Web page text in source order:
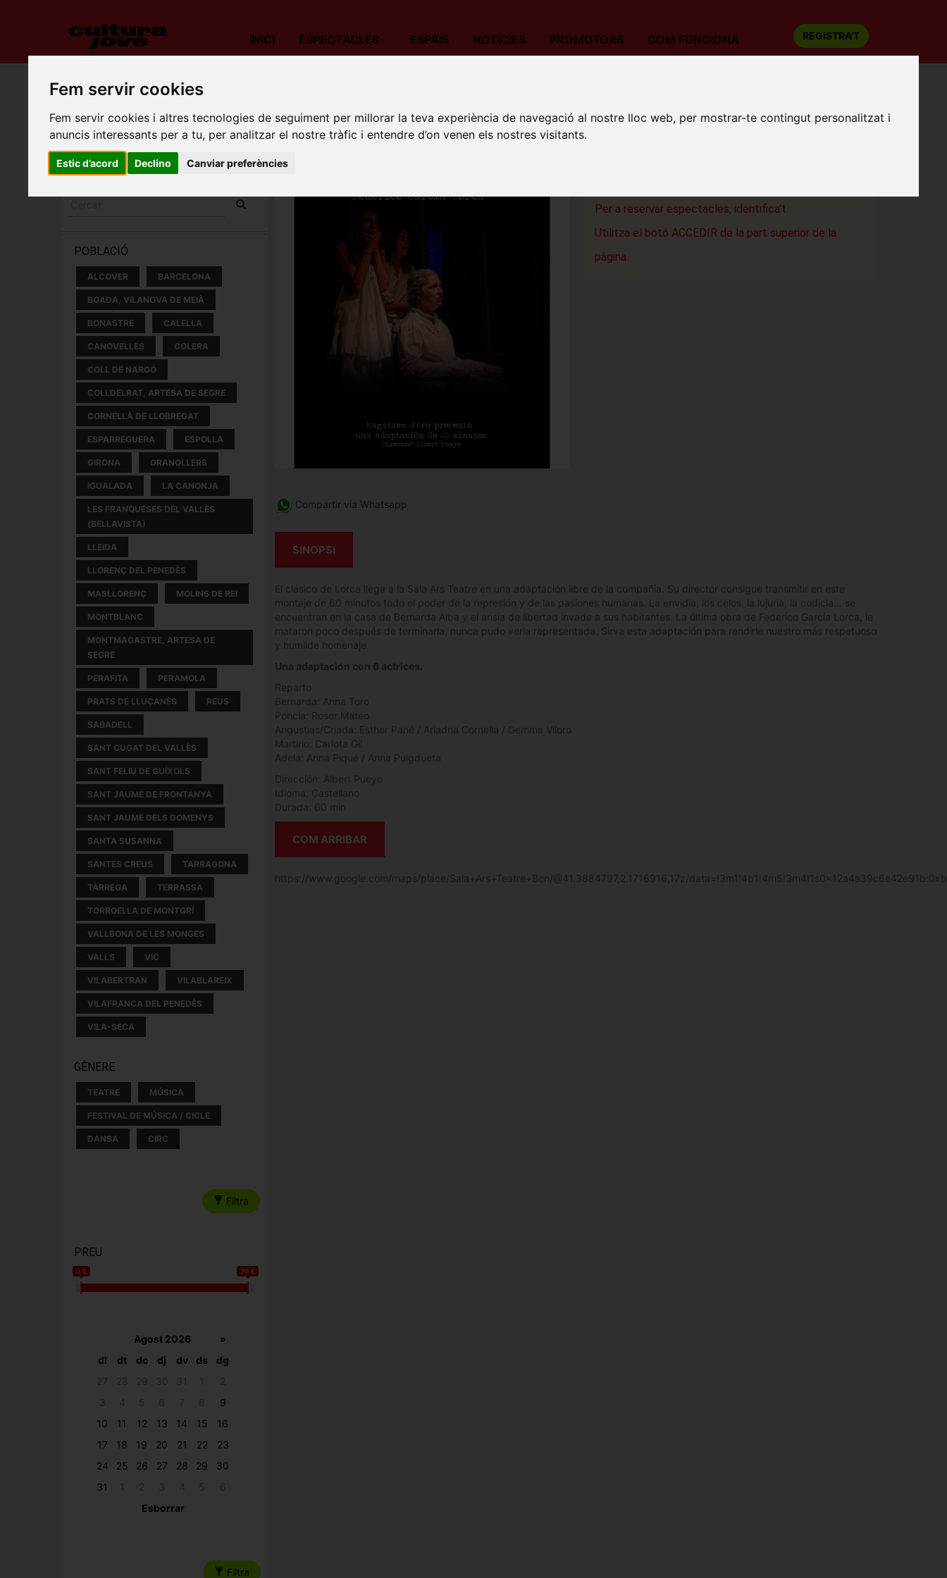
Fem servir cookies
Fem servir cookies i altres tecnologies de seguiment per millorar la teva experiència de navegació al nostre lloc web, per mostrar-te contingut personalitzat i
anuncis interessants per a tu, per analitzar el nostre tràfic i entendre d’on venen els nostres visitants.
Estic d’acord Declino Canviar preferències
INICI ESPECTACLES ESPAIS NOTÍCIES PROMOTORS COM FUNCIONA REGISTRA'T
ESPECTACLES I
CONCERTS
POBLACIÓ
ALCOVER BARCELONA
BOADA, VILANOVA DE MEIÀ
BONASTRE CALELLA
CANOVELLES COLERA
COLL DE NARGÓ
COLLDELRAT, ARTESA DE SEGRE
CORNELLÀ DE LLOBREGAT
ESPARREGUERA ESPOLLA
GIRONA GRANOLLERS
IGUALADA LA CANONJA
LES FRANQUESES DEL VALLÈS
(BELLAVISTA)
LLEIDA
LLORENÇ DEL PENEDÈS
MASLLORENÇ MOLINS DE REI
MONTBLANC
MONTMAGASTRE, ARTESA DE
SEGRE
PERAFITA PERAMOLA
PRATS DE LLUÇANÈS REUS
SABADELL
SANT CUGAT DEL VALLÈS
SANT FELIU DE GUÍXOLS
SANT JAUME DE FRONTANYÀ
SANT JAUME DELS DOMENYS
SANTA SUSANNA
SANTES CREUS TARRAGONA
TÀRREGA TERRASSA
TORROELLA DE MONTGRÍ
VALLBONA DE LES MONGES
VALLS VIC
VILABERTRAN VILABLAREIX
VILAFRANCA DEL PENEDÈS
VILA-SECA
GÈNERE
TEATRE MÚSICA
FESTIVAL DE MÚSICA / CICLE
DANSA CIRC
Filtra
PREU
0 € 20 €
Agost 2026
»
dl
dt dc dj dv ds
dg
9
10
11 12 13 14 15
16
17
18 19 20 21 22
23
24
25 26 27 28 29
30
31
Esborrar
Filtra
LA CASA DE BERNARDA ALBA
Per a reservar espectacles, identifica't.
Utilitza el botó ACCEDIR de la part superior de la
pàgina.
Compartir via Whatsapp
SINOPSI
El clásico de Lorca llega a la Sala Ars Teatre en una adaptación libre de la compañía. Su director consigue transmitir en este
montaje de 60 minutos todo el poder de la represión y de las pasiones humanas. La envidia, los celos, la lujuria, la codicia… se
encuentran en la casa de Bernarda Alba y el ansia de libertad invade a sus habitantes. La última obra de Federico García Lorca, le
mataron poco después de terminarla, nunca pudo verla representada. Sirva esta adaptación para rendirle nuestro más respetuoso
y humilde homenaje.
Una adaptación con 6 actrices.
Reparto
Bernarda: Anna Toro
Poncia: Roser Mateo
Angustias/Criada: Esther Pané / Ariadna Cornella / Gemma Viloro
Martirio: Carlota Gil
Adela: Anna Piqué / Anna Puigdueta
Dirección: Albert Pueyo
Idioma: Castellano
Durada: 60 min
COM ARRIBAR
https://www.google.com/maps/place/Sala+Ars+Teatre+Bcn/@41.3884797,2.1716916,17z/